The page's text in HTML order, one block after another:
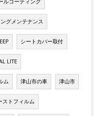
ルコーティング
グメンテナンス
シートカバー取付
LITE
ム 津山市の車 津山市
ストフィルム